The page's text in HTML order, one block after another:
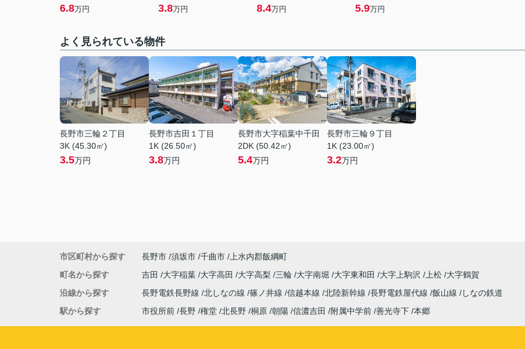
6.8万円 3.8万円 8.4万円 5.9万円
よく見られている物件
長野市三輪２丁目
3K (45.30㎡)
3.5万円
長野市吉田１丁目
1K (26.50㎡)
3.8万円
長野市大字稲葉中千田
2DK (50.42㎡)
5.4万円
長野市三輪９丁目
1K (23.00㎡)
3.2万円
市区町村から探す 長野市 須坂市 千曲市
上水内郡飯綱町
町名から探す
吉田 大字稲葉 大字高田 大字高梨 三輪 大字南堀 大字東和田 大字上駒沢 上松 大字鶴賀
沿線から探す
長野電鉄長野線 北しなの線 篠ノ井線 信越本線 北陸新幹線 長野電鉄屋代線 飯山線
しなの鉄道
駅から探す
市役所前 長野 権堂 北長野 桐原 朝陽 信濃吉田 附属中学前 善光寺下 本郷